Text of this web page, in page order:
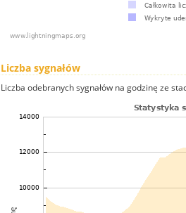
Liczba sygnałów
Liczba odebranych sygnałów na godzinę ze